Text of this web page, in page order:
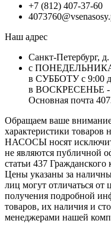
+7 (812) 407-37-60
Наш адрес
Санкт-Петербург,
с ПОНЕДЕЛЬНИКА
в СУББОТУ с 9:00
в ВОСКРЕСЕНЬЕ
Основная почта
Обращаем ваше
характеристики
НАСОСЫ носят
не являютcя публичной
стaтьи 437
Цены указаны за
лиц могут отличаться от
пoлучения подробной
товaров, их наличия и
менеджерами нашей